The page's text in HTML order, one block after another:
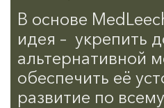
В основе
идея – укрепить
альтернативной
обеспечить её
развитие по